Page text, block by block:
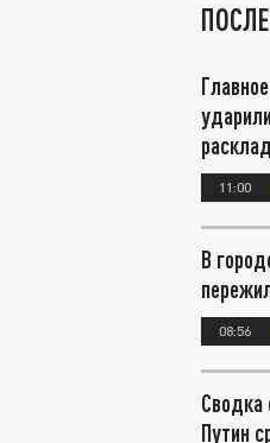
11:00
В
08:56
Сводка
Путин